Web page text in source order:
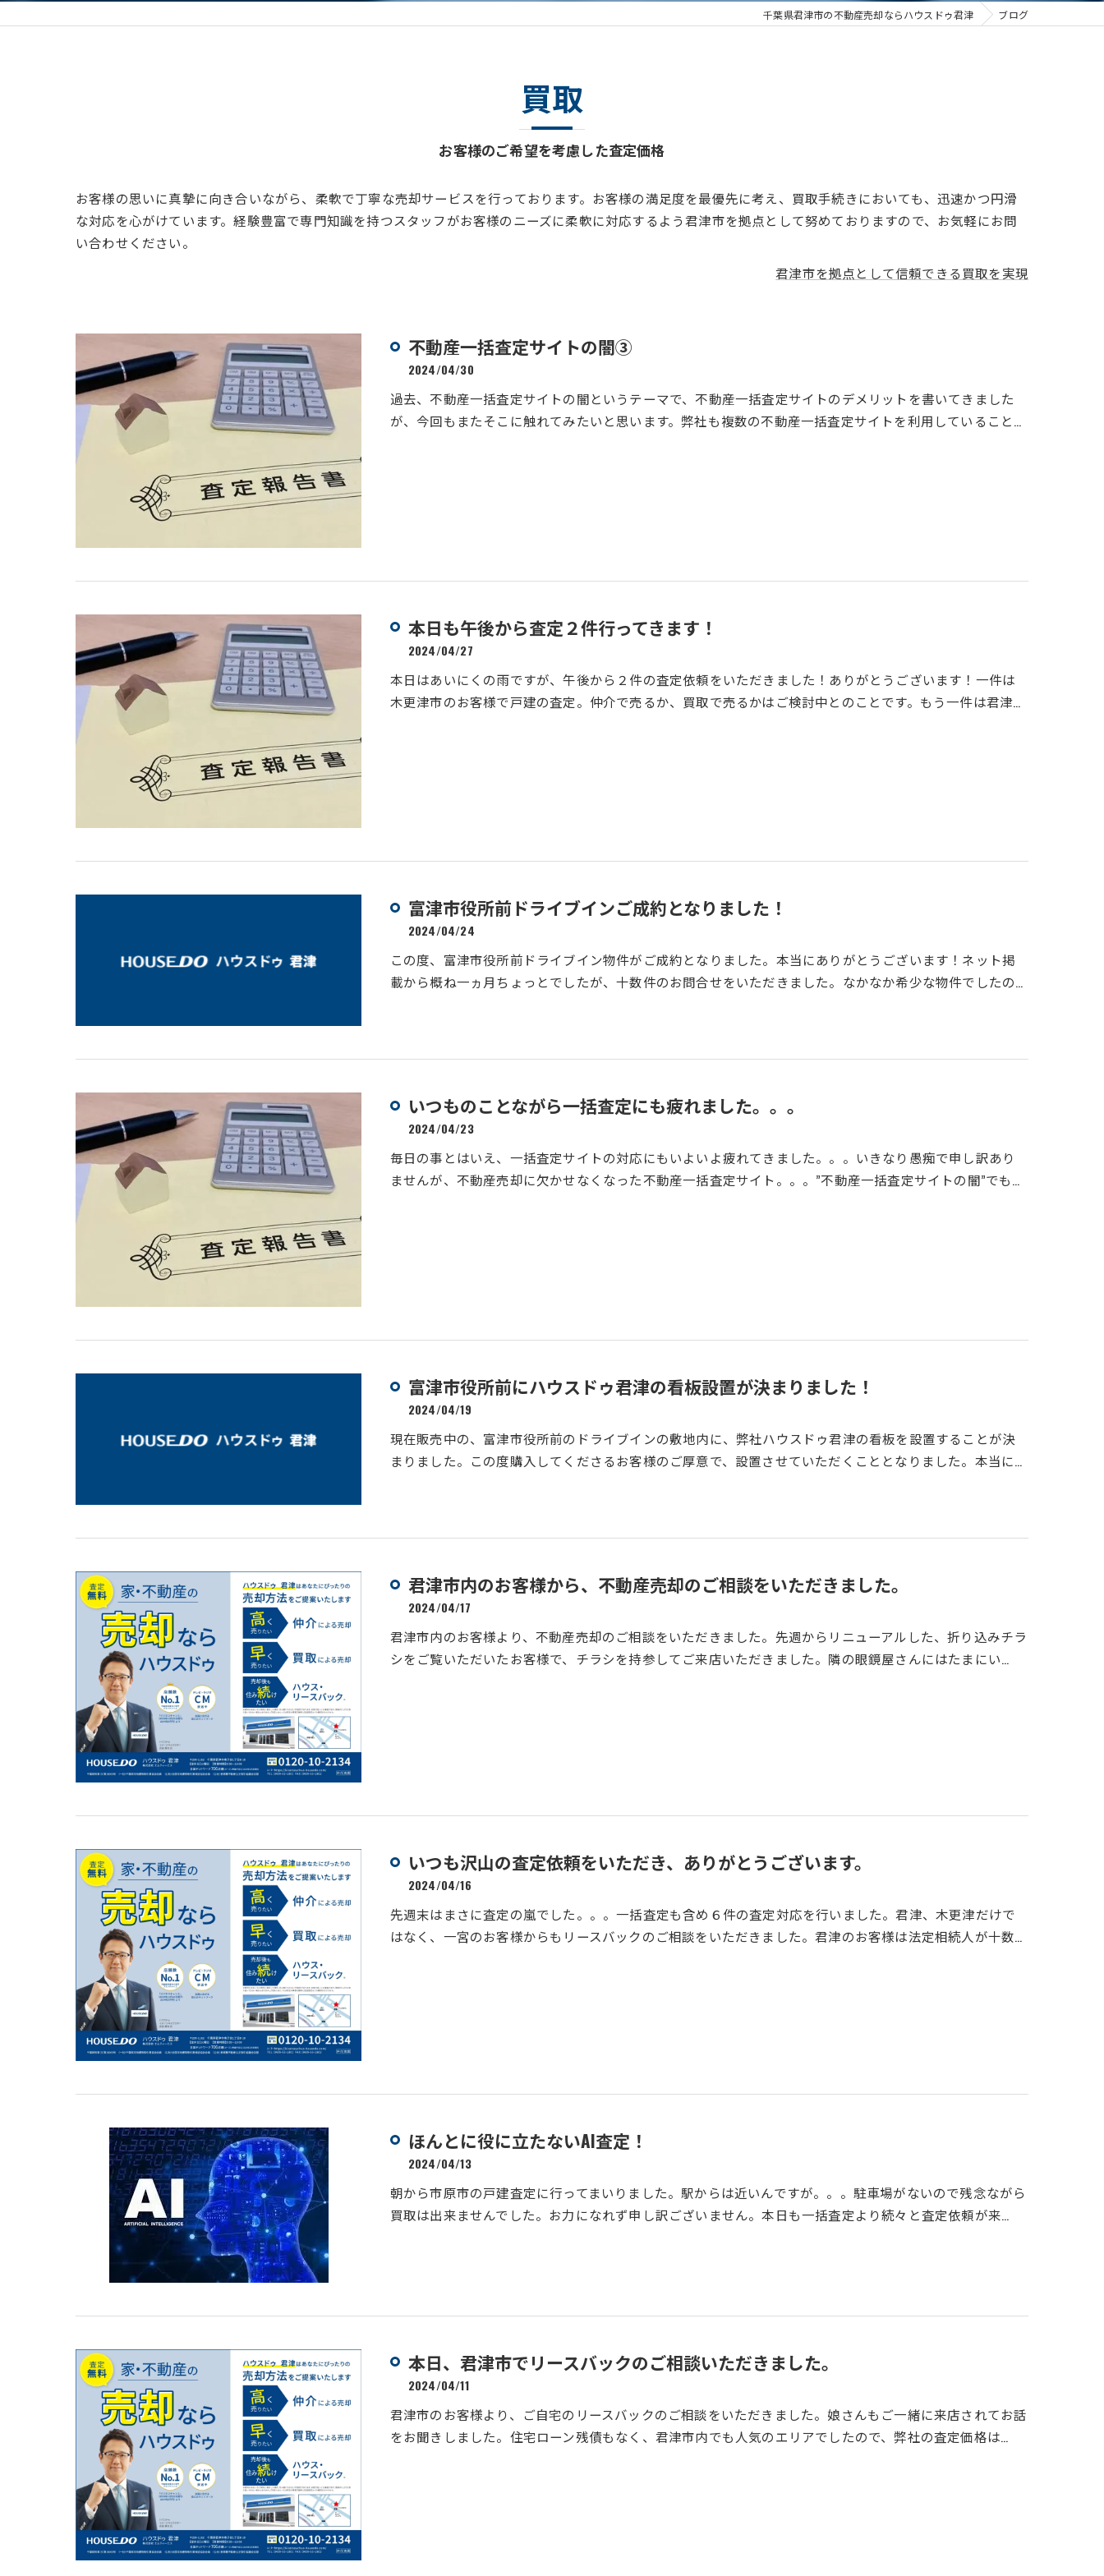
千葉県君津市の不動産売却ならハウスドゥ君津 ブログ
買取
お客様のご希望を考慮した査定価格
お客様の思いに真摯に向き合いながら、柔軟で丁寧な売却サービスを行っております。お客様の満足度を最優先に考え、買取手続きにおいても、迅速かつ円滑
な対応を心がけています。経験豊富で専門知識を持つスタッフがお客様のニーズに柔軟に対応するよう君津市を拠点として努めておりますので、お気軽にお問
い合わせください。
君津市を拠点として信頼できる買取を実現
不動産一括査定サイトの闇③
2024/04/30
過去、不動産一括査定サイトの闇というテーマで、不動産一括査定サイトのデメリットを書いてきました
が、今回もまたそこに触れてみたいと思います。弊社も複数の不動産一括査定サイトを利用していること…
本日も午後から査定２件行ってきます！
2024/04/27
本日はあいにくの雨ですが、午後から２件の査定依頼をいただきました！ありがとうございます！一件は
木更津市のお客様で戸建の査定。仲介で売るか、買取で売るかはご検討中とのことです。もう一件は君津…
富津市役所前ドライブインご成約となりました！
2024/04/24
この度、富津市役所前ドライブイン物件がご成約となりました。本当にありがとうございます！ネット掲
載から概ね一ヵ月ちょっとでしたが、十数件のお問合せをいただきました。なかなか希少な物件でしたの…
いつものことながら一括査定にも疲れました。。。
2024/04/23
毎日の事とはいえ、一括査定サイトの対応にもいよいよ疲れてきました。。。いきなり愚痴で申し訳あり
ませんが、不動産売却に欠かせなくなった不動産一括査定サイト。。。”不動産一括査定サイトの闇”でも…
富津市役所前にハウスドゥ君津の看板設置が決まりました！
2024/04/19
現在販売中の、富津市役所前のドライブインの敷地内に、弊社ハウスドゥ君津の看板を設置することが決
まりました。この度購入してくださるお客様のご厚意で、設置させていただくこととなりました。本当に…
君津市内のお客様から、不動産売却のご相談をいただきました。
2024/04/17
君津市内のお客様より、不動産売却のご相談をいただきました。先週からリニューアルした、折り込みチラ
シをご覧いただいたお客様で、チラシを持参してご来店いただきました。隣の眼鏡屋さんにはたまにい…
いつも沢山の査定依頼をいただき、ありがとうございます。
2024/04/16
先週末はまさに査定の嵐でした。。。一括査定も含め６件の査定対応を行いました。君津、木更津だけで
はなく、一宮のお客様からもリースバックのご相談をいただきました。君津のお客様は法定相続人が十数…
ほんとに役に立たないAI査定！
2024/04/13
朝から市原市の戸建査定に行ってまいりました。駅からは近いんですが。。。駐車場がないので残念ながら
買取は出来ませんでした。お力になれず申し訳ございません。本日も一括査定より続々と査定依頼が来…
本日、君津市でリースバックのご相談いただきました。
2024/04/11
君津市のお客様より、ご自宅のリースバックのご相談をいただきました。娘さんもご一緒に来店されてお話
をお聞きしました。住宅ローン残債もなく、君津市内でも人気のエリアでしたので、弊社の査定価格は…